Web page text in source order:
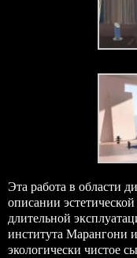
Эта работа в области
описании
длительной
института Марангони
экологически чистое